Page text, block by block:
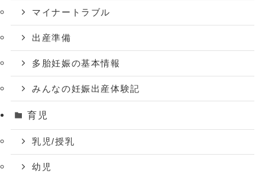
マイナートラブル
出産準備
多胎妊娠の基本情報
みんなの妊娠出産体験記
育児
乳児/授乳
幼児